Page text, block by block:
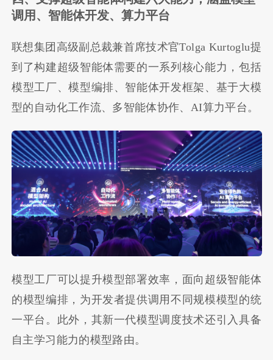
调用、智能体开发、算力平台
联想集团高级副总裁兼首席技术官Tolga Kurtoglu提
到了构建超级智能体需要的一系列核心能力，包括
模型工厂、模型编排、智能体开发框架、基于大模
型的自动化工作流、多智能体协作、 AI算力平台。
模型工厂可以提升模型部署效率，面向超级智能体
的模型编排，为开发者提供调用不同规模模型的统
一平台。此外，其新一代模型调度技术还引入具备
自主学习能力的模型路由。